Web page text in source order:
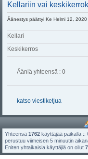
Kellariin vai
Äänestys päättyi Ke Helmi 12, 2020
Kellari
Keskikerros
Ääniä yhteensä : 0
katso viestiketjua
Yhteensä 1762 käyttäjää paikalla ::
perustuu viimeisen 5 minuutin
Eniten yhtaikaisia käyttäjiä on ollut